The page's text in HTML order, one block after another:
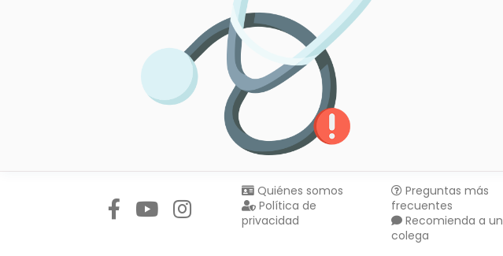
Quiénes somos
Política de
privacidad
Preguntas más
frecuentes
Recomienda a un
colega